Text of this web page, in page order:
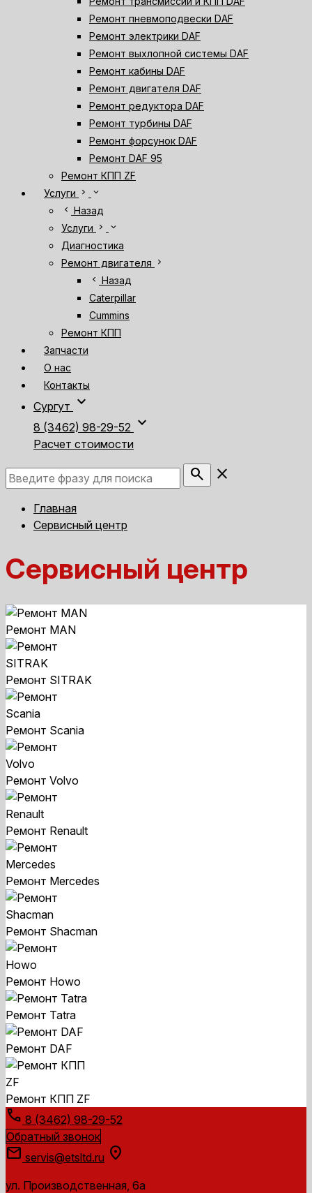
Ремонт пневмоподвески DAF
Ремонт электрики DAF
Ремонт выхлопной системы DAF
Ремонт кабины DAF
Ремонт двигателя DAF
Ремонт редуктора DAF
Ремонт турбины DAF
Ремонт форсунок DAF
Ремонт DAF 95
Ремонт КПП ZF
Услуги
chevron_right
expand_more
chevron_left Назад
Услуги
chevron_right expand_more
Диагностика
Ремонт двигателя
chevron_right
chevron_left Назад
Caterpillar
Cummins
Ремонт КПП
Запчасти
О нас
Контакты
Сургут expand_more
8 (3462) 98-29-52 expand_more
Расчет стоимости
search close
Главная
Сервисный центр
Сервисный центр
Ремонт MAN
Ремонт SITRAK
Ремонт Scania
Ремонт Volvo
Ремонт Renault
Ремонт Mercedes
Ремонт Shacman
Ремонт Howo
Ремонт Tatra
Ремонт DAF
Ремонт КПП ZF
call 8 (3462) 98-29-52
Обратный звонок
mail servis@etsltd.ru location_on
ул. Производственная, 6а